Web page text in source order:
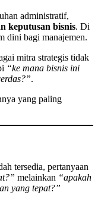
administratif,
keputusan bisnis. Di
dini bagi manajemen.
mitra strategis tidak
“ke mana bisnis ini
.
yang paling
tersedia, pertanyaan
melainkan “apakah
yang tepat?”